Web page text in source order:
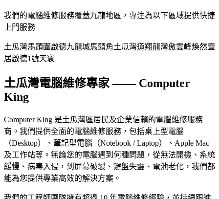
我們的電腦維修服務覆蓋九龍地區，專注為以下區域提供快捷
上門服務
土瓜灣馬頭圍 啟德九龍城馬頭角土瓜灣道翔龍灣傲雲峰煥然壹
居啟德1號天寰
土瓜灣電腦維修專家 —— Computer
King
Computer King 是土瓜灣區居民及企業信賴的電腦維修服務
商。我們提供全面的電腦維修服務，包括桌上型電腦
（Desktop）、筆記型電腦（Notebook / Laptop）、Apple Mac
及工作站等。無論您的電腦遇到何種問題，從無法開機、系統
緩慢、病毒入侵，到屏幕破裂、鍵盤失靈、電池老化，我們都
能為您提供專業高效的解決方案。